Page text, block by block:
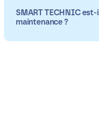
SMART TECHNIC est-
maintenance ?